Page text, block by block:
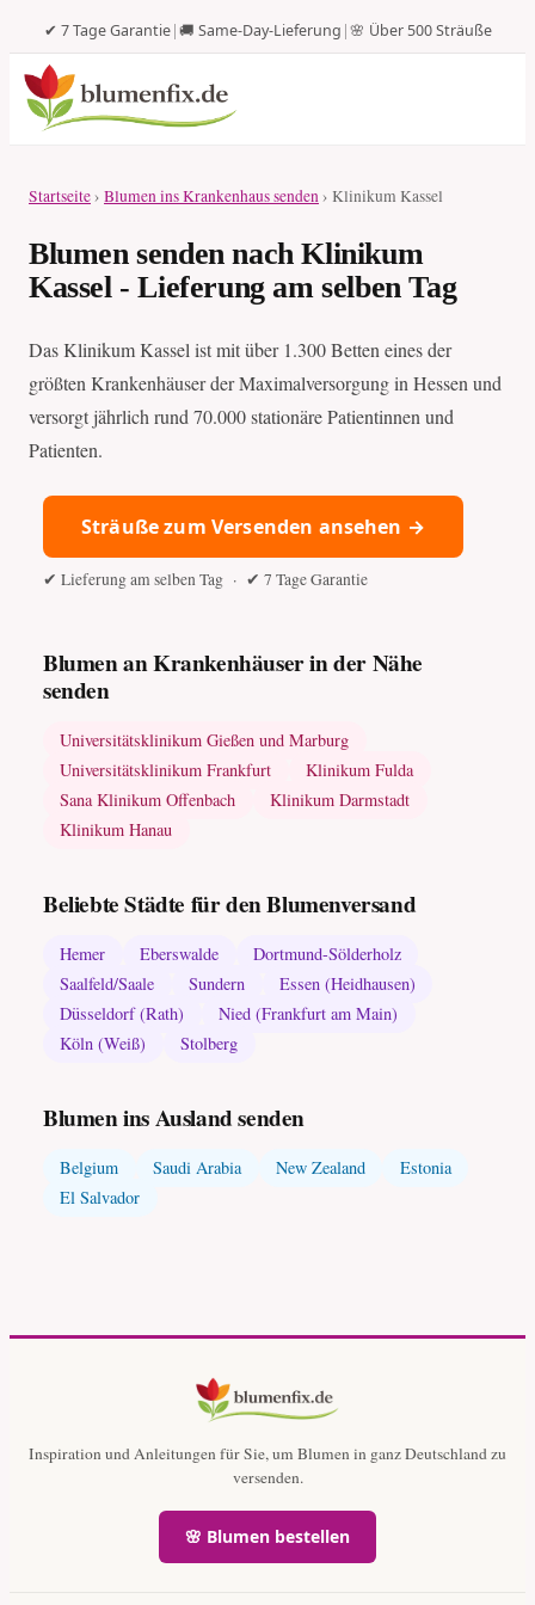
✔ 7 Tage Garantie|🚚 Same-Day-Lieferung |🌸 Über 500 Sträuße
Startseite› Blumen ins Krankenhaus senden› Klinikum Kassel
Blumen senden nach Klinikum
Kassel - Lieferung am selben Tag
Das Klinikum Kassel ist mit über 1.300 Betten eines der
größten Krankenhäuser der Maximalversorgung in Hessen und
versorgt jährlich rund 70.000 stationäre Patientinnen und
Patienten.
Sträuße zum Versenden ansehen →
✔ Lieferung am selben Tag · ✔ 7 Tage Garantie
Blumen an Krankenhäuser in der Nähe
senden
Universitätsklinikum Gießen und Marburg
Universitätsklinikum Frankfurt
Klinikum Fulda
Sana Klinikum Offenbach
Klinikum Darmstadt
Klinikum Hanau
Beliebte Städte für den Blumenversand
Hemer Eberswalde
Dortmund-Sölderholz
Saalfeld/Saale
Sundern
Essen (Heidhausen)
Düsseldorf (Rath)
Nied (Frankfurt am Main)
Köln (Weiß)
Stolberg
Blumen ins Ausland senden
Belgium Saudi Arabia New Zealand
Estonia
El Salvador
Inspiration und Anleitungen für Sie, um Blumen in ganz Deutschland zu
versenden.
🌸 Blumen bestellen